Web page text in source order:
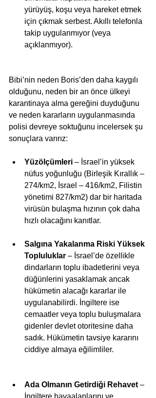
yürüyüş, koşu veya hareket etmek
için çıkmak serbest. Akıllı telefonla
takip uygulanmıyor (veya
açıklanmıyor).
Bibi’nin neden Boris’den daha kaygılı
olduğunu, neden bir an önce ülkeyi
karantinaya alma gereğini duyduğunu
ve neden kararların uygulanmasında
polisi devreye soktuğunu incelersek şu
sonuçlara varırız:
Yüzölçümleri – İsrael’in yüksek
nüfus yoğunluğu (Birleşik Kırallık –
274/km2, İsrael – 416/km2, Filistin
yönetimi 827/km2) dar bir haritada
virüsün bulaşma hızının çok daha
hızlı olacağını kanıtlar.
Salgına Yakalanma Riski Yüksek
Topluluklar – İsrael’de özellikle
dindarların toplu ibadetlerini veya
düğünlerini yasaklamak ancak
hükümetin alacağı kararlar ile
uygulanabilirdi. İngiltere ise
cemaatler veya toplu buluşmalara
gidenler devlet otoritesine daha
sadık. Hükümetin tavsiye kararını
ciddiye almaya eğilimliler.
Ada Olmanın Getirdiği Rehavet –
İngiltere havaalanlarını ve